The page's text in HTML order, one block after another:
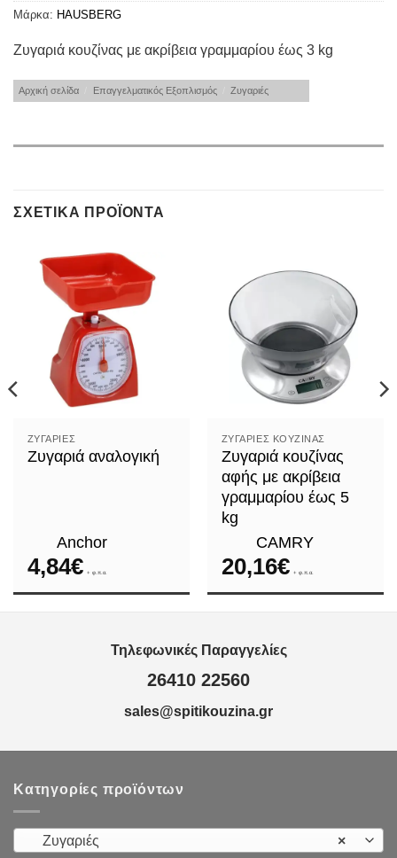
Μάρκα: HAUSBERG
Ζυγαριά κουζίνας με ακρίβεια γραμμαρίου έως 3 kg
Αρχική σελίδα Επαγγελματικός Εξοπλισμός Ζυγαριές
ΣΧΕΤΙΚΆ ΠΡΟΪΌΝΤΑ
ΖΥΓΑΡΙΈΣ
Ζυγαριά αναλογική
Anchor
4,84€ + φ.π.α.
ΖΥΓΑΡΙΈΣ ΚΟΥΖΊΝΑΣ
Ζυγαριά κουζίνας
αφής με ακρίβεια
γραμμαρίου έως 5
kg
CAMRY
20,16€ + φ.π.α.
Τηλεφωνικές Παραγγελίες
26410 22560
sales@spitikouzina.gr
Κατηγορίες προϊόντων
×
Ζυγαριές